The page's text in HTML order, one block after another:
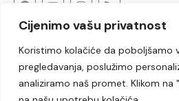
Cijenimo vašu privatnost
Koristimo kolačiće da poboljšamo
pregledavanja, poslužimo
analiziramo naš promet. Klikom na
Lukavac Društvo Crna
Kultura
Kolumne